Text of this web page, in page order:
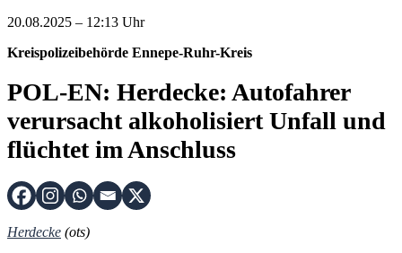
20.08.2025 – 12:13 Uhr
Kreispolizeibehörde Ennepe-Ruhr-Kreis
POL-EN: Herdecke: Autofahrer
verursacht alkoholisiert Unfall und
flüchtet im Anschluss
Herdecke (ots)